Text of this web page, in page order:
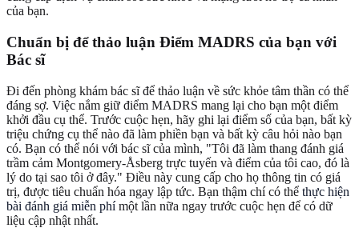
của bạn.
Chuẩn bị để thảo luận Điểm MADRS của bạn với
Bác sĩ
Đi đến phòng khám bác sĩ để thảo luận về sức khỏe tâm thần có thể
đáng sợ. Việc nắm giữ điểm MADRS mang lại cho bạn một điểm
khởi đầu cụ thể. Trước cuộc hẹn, hãy ghi lại điểm số của bạn, bất kỳ
triệu chứng cụ thể nào đã làm phiền bạn và bất kỳ câu hỏi nào bạn
có. Bạn có thể nói với bác sĩ của mình, "Tôi đã làm thang đánh giá
trầm cảm Montgomery-Åsberg trực tuyến và điểm của tôi cao, đó là
lý do tại sao tôi ở đây." Điều này cung cấp cho họ thông tin có giá
trị, được tiêu chuẩn hóa ngay lập tức. Bạn thậm chí có thể thực hiện
bài đánh giá miễn phímột lần nữa ngay trước cuộc hẹn để có dữ
liệu cập nhật nhất.